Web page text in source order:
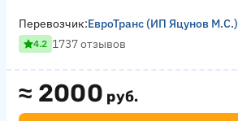
≈ 2000 руб.
Перевозчик:ЕвроТранс (ИП Яцунов М.С.)
4.2 1737 отзывов